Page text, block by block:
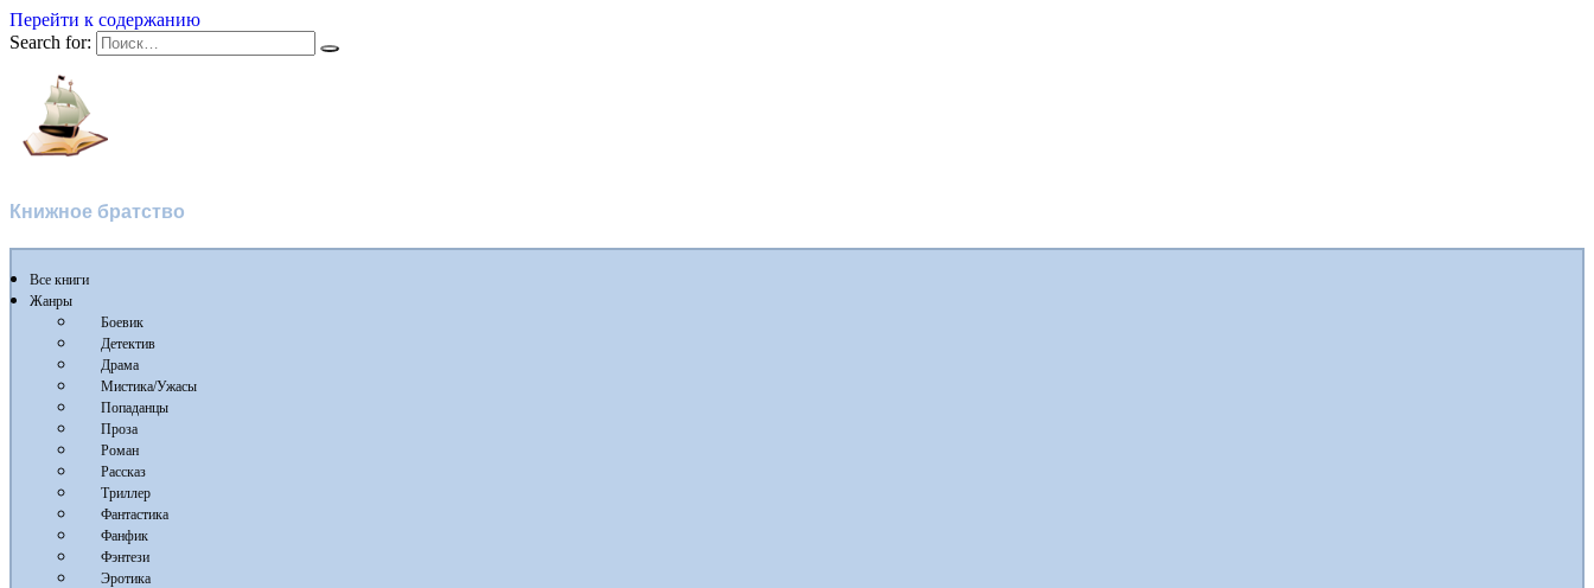
Перейти к содержанию
Search for:
Книжное братство
Все книги
Жанры
Боевик
Детектив
Драма
Мистика/Ужасы
Попаданцы
Проза
Роман
Рассказ
Триллер
Фантастика
Фанфик
Фэнтези
Эротика